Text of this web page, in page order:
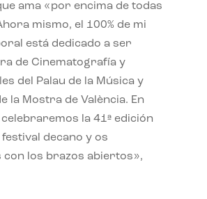
ama «por encima de todas
mismo, el 100% de mi
está dedicado a ser
de Cinematografía y
del Palau de la Música y
la Mostra de València. En
la 41ª edición
decano y os
con los brazos abiertos»,